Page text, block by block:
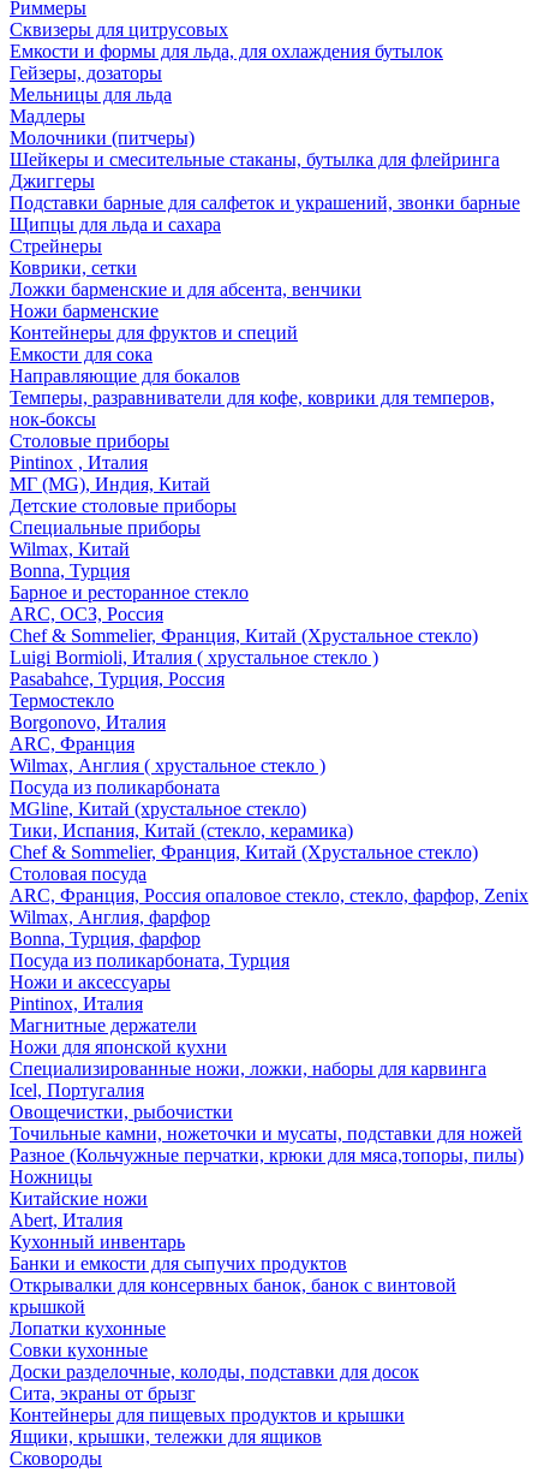
Риммеры
Сквизеры для цитрусовых
Емкости и формы для льда, для охлаждения бутылок
Гейзеры, дозаторы
Мельницы для льда
Мадлеры
Молочники (питчеры)
Шейкеры и смесительные стаканы, бутылка для флейринга
Джиггеры
Подставки барные для салфеток и украшений, звонки барные
Щипцы для льда и сахара
Стрейнеры
Коврики, сетки
Ложки барменские и для абсента, венчики
Ножи барменские
Контейнеры для фруктов и специй
Емкости для сока
Направляющие для бокалов
Темперы, разравниватели для кофе, коврики для темперов,
нок-боксы
Столовые приборы
Pintinox , Италия
МГ (MG), Индия, Китай
Детские столовые приборы
Специальные приборы
Wilmax, Китай
Bonna, Турция
Барное и ресторанное стекло
ARC, ОСЗ, Россия
Chef & Sommelier, Франция, Китай (Хрустальное стекло)
Luigi Bormioli, Италия ( хрустальное стекло )
Pasabahce, Турция, Россия
Термостекло
Borgonovo, Италия
ARC, Франция
Wilmax, Англия ( хрустальное стекло )
Посуда из поликарбоната
MGline, Китай (хрустальное стекло)
Тики, Испания, Китай (стекло, керамика)
Chef & Sommelier, Франция, Китай (Хрустальное стекло)
Столовая посуда
ARC, Франция, Россия опаловое стекло, стекло, фарфор, Zenix
Wilmax, Англия, фарфор
Bonna, Турция, фарфор
Посуда из поликарбоната, Турция
Ножи и аксессуары
Pintinox, Италия
Магнитные держатели
Ножи для японской кухни
Специализированные ножи, ложки, наборы для карвинга
Icel, Португалия
Овощечистки, рыбочистки
Точильные камни, ножеточки и мусаты, подставки для ножей
Разное (Кольчужные перчатки, крюки для мяса,топоры, пилы)
Ножницы
Китайские ножи
Abert, Италия
Кухонный инвентарь
Банки и емкости для сыпучих продуктов
Открывалки для консервных банок, банок с винтовой
крышкой
Лопатки кухонные
Совки кухонные
Доски разделочные, колоды, подставки для досок
Сита, экраны от брызг
Контейнеры для пищевых продуктов и крышки
Ящики, крышки, тележки для ящиков
Сковороды